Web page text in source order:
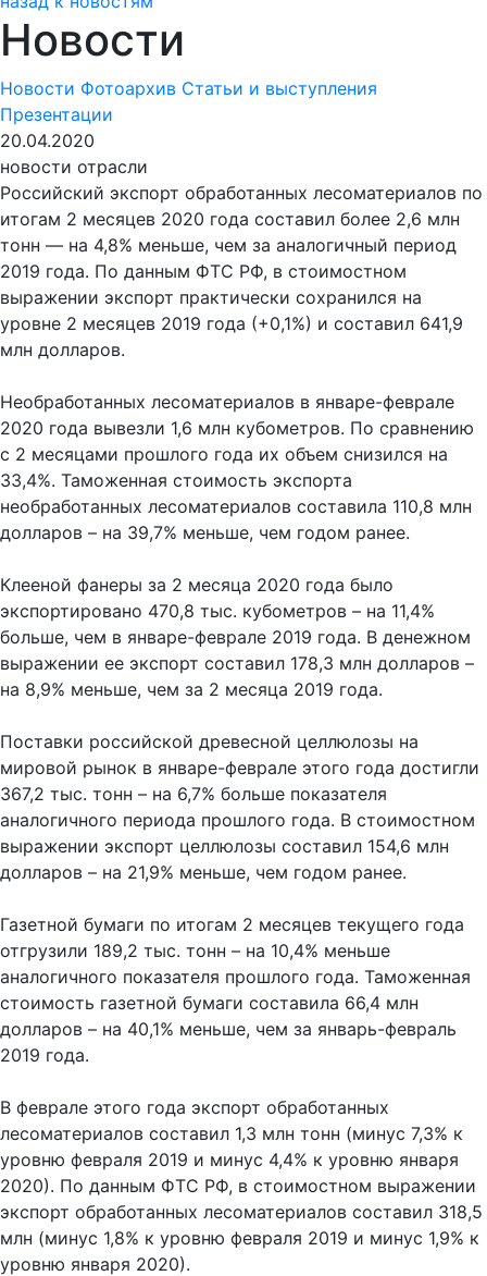
Новости
Новости Фотоархив Статьи и выступления
Презентации
20.04.2020
новости отрасли
Российский экспорт обработанных лесоматериалов по
итогам 2 месяцев 2020 года составил более 2,6 млн
тонн — на 4,8% меньше, чем за аналогичный период
2019 года. По данным ФТС РФ, в стоимостном
выражении экспорт практически сохранился на
уровне 2 месяцев 2019 года (+0,1%) и составил 641,9
млн долларов.
Необработанных лесоматериалов в январе-феврале
2020 года вывезли 1,6 млн кубометров. По сравнению
с 2 месяцами прошлого года их объем снизился на
33,4%. Таможенная стоимость экспорта
необработанных лесоматериалов составила 110,8 млн
долларов – на 39,7% меньше, чем годом ранее.
Клееной фанеры за 2 месяца 2020 года было
экспортировано 470,8 тыс. кубометров – на 11,4%
больше, чем в январе-феврале 2019 года. В денежном
выражении ее экспорт составил 178,3 млн долларов –
на 8,9% меньше, чем за 2 месяца 2019 года.
Поставки российской древесной целлюлозы на
мировой рынок в январе-феврале этого года достигли
367,2 тыс. тонн – на 6,7% больше показателя
аналогичного периода прошлого года. В стоимостном
выражении экспорт целлюлозы составил 154,6 млн
долларов – на 21,9% меньше, чем годом ранее.
Газетной бумаги по итогам 2 месяцев текущего года
отгрузили 189,2 тыс. тонн – на 10,4% меньше
аналогичного показателя прошлого года. Таможенная
стоимость газетной бумаги составила 66,4 млн
долларов – на 40,1% меньше, чем за январь-февраль
2019 года.
В феврале этого года экспорт обработанных
лесоматериалов составил 1,3 млн тонн (минус 7,3% к
уровню февраля 2019 и минус 4,4% к уровню января
2020). По данным ФТС РФ, в стоимостном выражении
экспорт обработанных лесоматериалов составил 318,5
млн (минус 1,8% к уровню февраля 2019 и минус 1,9% к
уровню января 2020).